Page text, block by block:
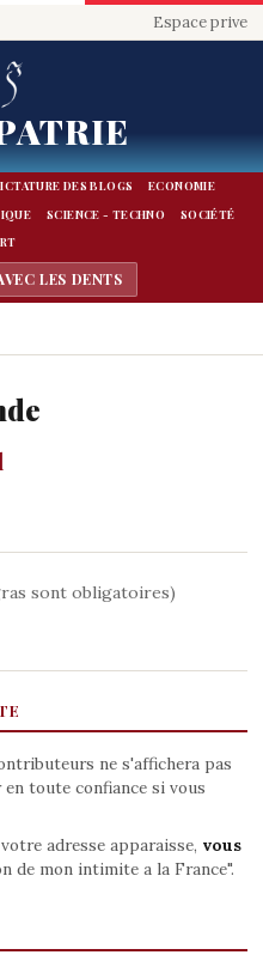
Espace prive
DES BLOGS
ECONOMIE
SCIENCE - TECHNO
SOCIÉTÉ
sont obligatoires)
ne s'affichera pas
toute confiance si vous
adresse apparaisse, vous
de mon intimite a la France".